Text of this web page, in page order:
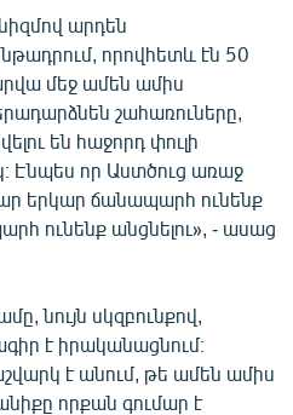
արդեն
որովհետև էն 50
մեջ ամեն ամիս
շահառուները,
են հաջորդ փուլի
Էնպես որ Աստծուց առաջ
երկար ճանապարհ ունենք
ունենք անցնելու», - ասաց
նույն սկզբունքով,
է իրականացնում։
է անում, թե ամեն ամիս
որքան գումար է